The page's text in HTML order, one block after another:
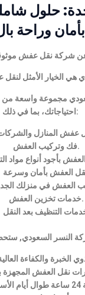
حلول
بأمان وراحة
شركة نقل عفش
مجموعة واسعة من
احتياجاتك، بما في ذلك:
فك وتركيب العفش.
خدمات تخزين العفش.